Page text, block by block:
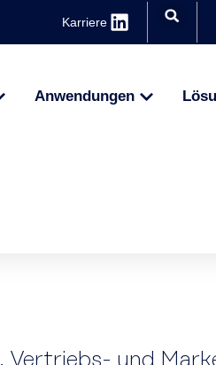
Karriere
Anwendungen
Vertriebs- und